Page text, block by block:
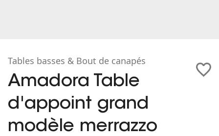
Tables basses & Bout de canapés
Amadora Table
d'appoint grand
modèle merrazzo